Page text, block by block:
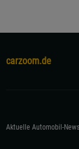
carzoom.de
Aktuelle Automobil-News